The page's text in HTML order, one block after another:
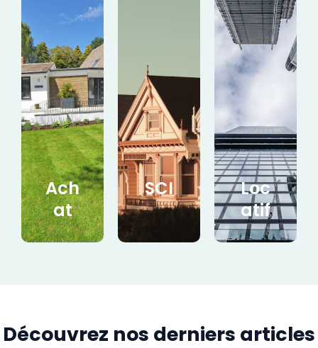
Ach
at
SCI
Loc
atif
Découvrez nos derniers articles